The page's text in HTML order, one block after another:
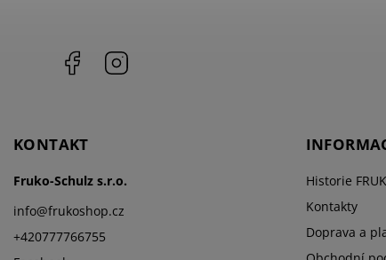
Facebook
KONTAKT
Fruko-Schulz s.r.o.
info@frukoshop.cz
+420777766755
Historie
Kontakty
Doprava a